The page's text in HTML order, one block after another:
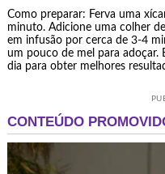
Como preparar: Ferva uma
minuto. Adicione uma colher
em infusão por cerca de 3-4
um pouco de mel para adoçar.
dia para obter melhores